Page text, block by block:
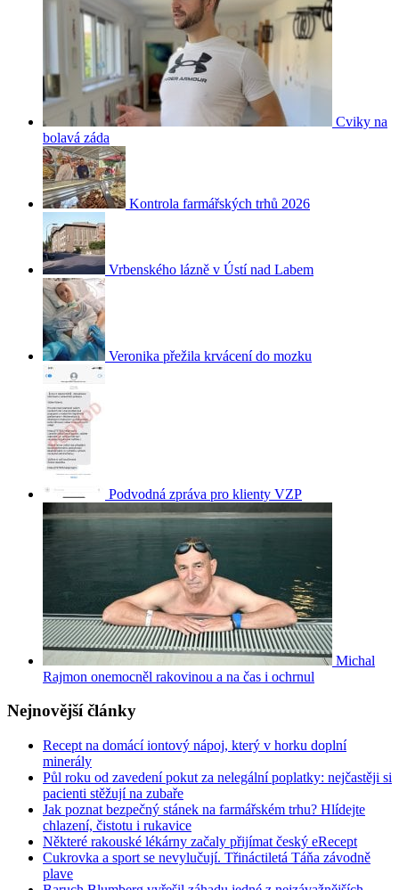
Cviky na
bolavá záda
Kontrola farmářských trhů 2026
Vrbenského lázně v Ústí nad Labem
Veronika přežila krvácení do mozku
Podvodná zpráva pro klienty VZP
Michal
Rajmon onemocněl rakovinou a na čas i ochrnul
Nejnovější články
Recept na domácí iontový nápoj, který v horku doplní
minerály
Půl roku od zavedení pokut za nelegální poplatky: nejčastěji si
pacienti stěžují na zubaře
Jak poznat bezpečný stánek na farmářském trhu? Hlídejte
chlazení, čistotu i rukavice
Některé rakouské lékárny začaly přijímat český eRecept
Cukrovka a sport se nevylučují. Třináctiletá Táňa závodně
plave